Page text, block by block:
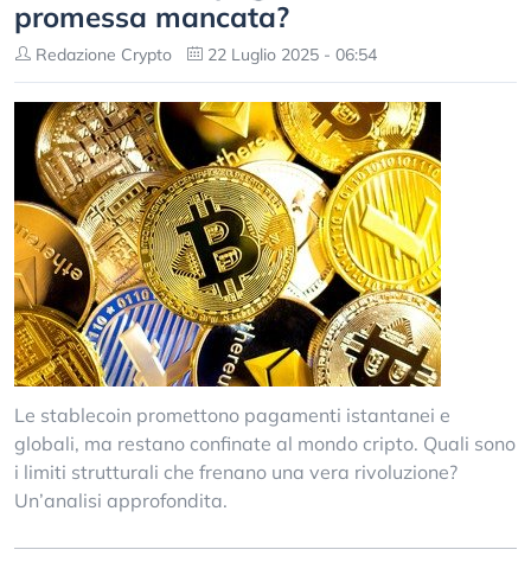
promessa mancata?
Redazione Crypto 22 Luglio 2025 - 06:54
Le stablecoin promettono pagamenti istantanei e
globali, ma restano confinate al mondo cripto. Quali sono
i limiti strutturali che frenano una vera rivoluzione?
Un’analisi approfondita.